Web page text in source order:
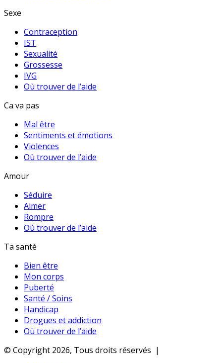
Sexe
Contraception
IST
Sexualité
Grossesse
IVG
Où trouver de l’aide
Ca va pas
Mal être
Sentiments et émotions
Violences
Où trouver de l’aide
Amour
Séduire
Aimer
Rompre
Où trouver de l’aide
Ta santé
Bien être
Mon corps
Puberté
Santé / Soins
Handicap
Drogues et addiction
Où trouver de l’aide
© Copyright 2026, Tous droits réservés |